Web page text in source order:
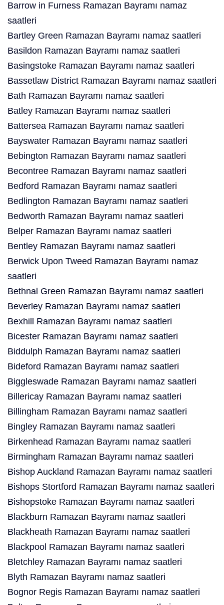
Barrow in Furness Ramazan Bayramı namaz
saatleri
Bartley Green Ramazan Bayramı namaz saatleri
Basildon Ramazan Bayramı namaz saatleri
Basingstoke Ramazan Bayramı namaz saatleri
Bassetlaw District Ramazan Bayramı namaz saatleri
Bath Ramazan Bayramı namaz saatleri
Batley Ramazan Bayramı namaz saatleri
Battersea Ramazan Bayramı namaz saatleri
Bayswater Ramazan Bayramı namaz saatleri
Bebington Ramazan Bayramı namaz saatleri
Becontree Ramazan Bayramı namaz saatleri
Bedford Ramazan Bayramı namaz saatleri
Bedlington Ramazan Bayramı namaz saatleri
Bedworth Ramazan Bayramı namaz saatleri
Belper Ramazan Bayramı namaz saatleri
Bentley Ramazan Bayramı namaz saatleri
Berwick Upon Tweed Ramazan Bayramı namaz
saatleri
Bethnal Green Ramazan Bayramı namaz saatleri
Beverley Ramazan Bayramı namaz saatleri
Bexhill Ramazan Bayramı namaz saatleri
Bicester Ramazan Bayramı namaz saatleri
Biddulph Ramazan Bayramı namaz saatleri
Bideford Ramazan Bayramı namaz saatleri
Biggleswade Ramazan Bayramı namaz saatleri
Billericay Ramazan Bayramı namaz saatleri
Billingham Ramazan Bayramı namaz saatleri
Bingley Ramazan Bayramı namaz saatleri
Birkenhead Ramazan Bayramı namaz saatleri
Birmingham Ramazan Bayramı namaz saatleri
Bishop Auckland Ramazan Bayramı namaz saatleri
Bishops Stortford Ramazan Bayramı namaz saatleri
Bishopstoke Ramazan Bayramı namaz saatleri
Blackburn Ramazan Bayramı namaz saatleri
Blackheath Ramazan Bayramı namaz saatleri
Blackpool Ramazan Bayramı namaz saatleri
Bletchley Ramazan Bayramı namaz saatleri
Blyth Ramazan Bayramı namaz saatleri
Bognor Regis Ramazan Bayramı namaz saatleri